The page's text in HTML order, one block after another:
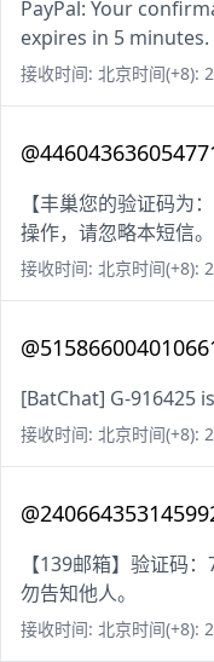
PayPal: Your
expires in 5
接收时间: 北京时间(+8):
【丰巢您的验证码为
操作，请忽略本短信。
接收时间: 北京时间(+8):
[BatChat] G-916425
接收时间: 北京时间(+8):
【139邮箱】验证码
勿告知他人。
接收时间: 北京时间(+8):